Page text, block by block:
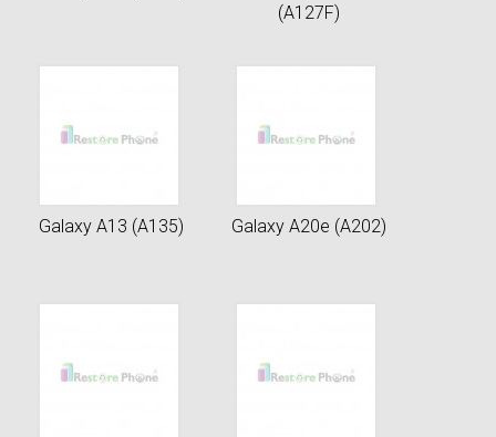
(A127F)
Galaxy A13 (A135) Galaxy A20e (A202)